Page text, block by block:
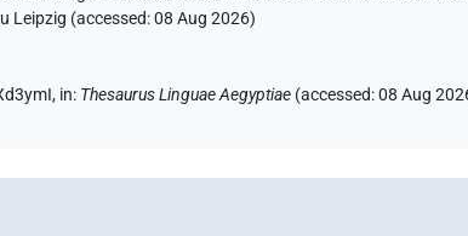
Leipzig (accessed:08 Aug 2026)
in: Thesaurus Linguae Aegyptiae (accessed:08 Aug